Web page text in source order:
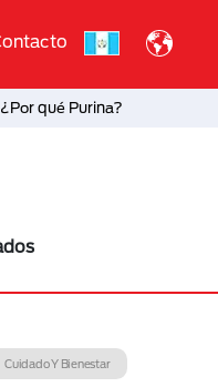
¿Por qué Purina?
Cuidado Y Bienestar